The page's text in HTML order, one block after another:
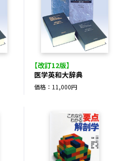
【改訂12版】
医学英和大辞典
価格：11,000円